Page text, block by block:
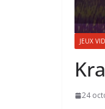
JEUX
24